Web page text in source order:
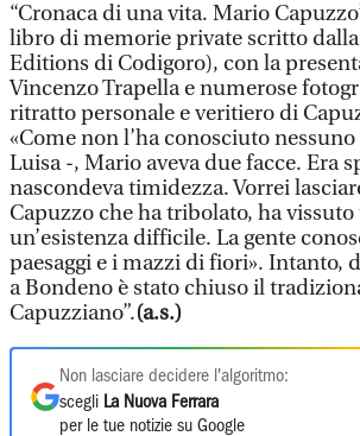
“Cronaca di una vita. Mario
libro di memorie private scritto
Editions di Codigoro), con la
Vincenzo Trapella e numerose
ritratto personale e veritiero di
«Come non l’ha conosciuto
Luisa -, Mario aveva due facce. Era
nascondeva timidezza. Vorrei
Capuzzo che ha tribolato, ha vissuto
un’esistenza difficile. La gente
paesaggi e i mazzi di fiori». Intanto,
a Bondeno è stato chiuso il
Capuzziano”.(a.s.)
Non lasciare decidere l'algoritmo:
scegli La Nuova Ferrara
per le tue notizie su Google